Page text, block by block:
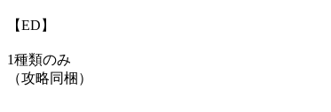
【ED】
1種類のみ
（攻略同梱）